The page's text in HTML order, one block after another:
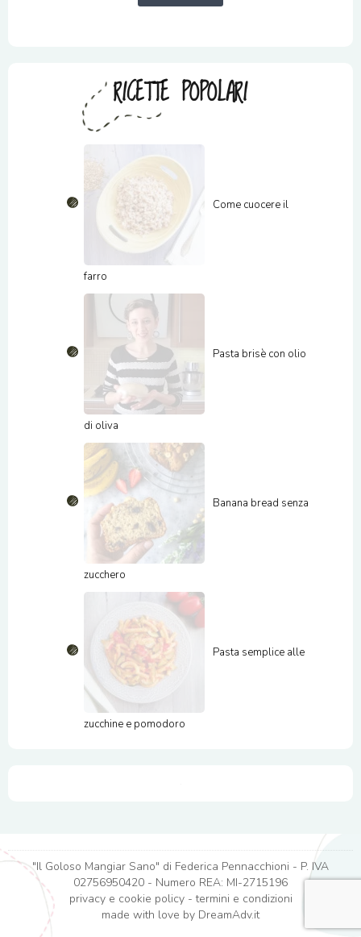
RICETTE POPOLARI
Come cuocere il
farro
Pasta brisè con olio
di oliva
Banana bread senza
zucchero
Pasta semplice alle
zucchine e pomodoro
"Il Goloso Mangiar Sano" di Federica Pennacchioni - P. IVA
02756950420 - Numero REA: MI-2715196
privacy e cookie policy-termini e condizioni
made with love by DreamAdv.it